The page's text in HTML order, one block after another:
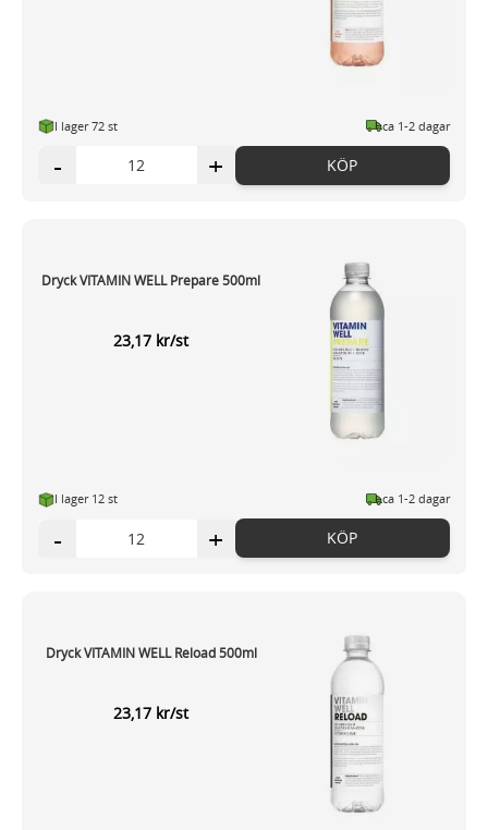
I lager 72 st ca 1-2 dagar
- + KÖP
Dryck VITAMIN WELL Prepare 500ml
23,17 kr/st
I lager 12 st ca 1-2 dagar
- + KÖP
Dryck VITAMIN WELL Reload 500ml
23,17 kr/st